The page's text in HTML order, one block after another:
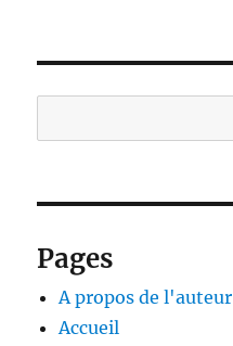
Pages
A propos de l'auteur
Accueil